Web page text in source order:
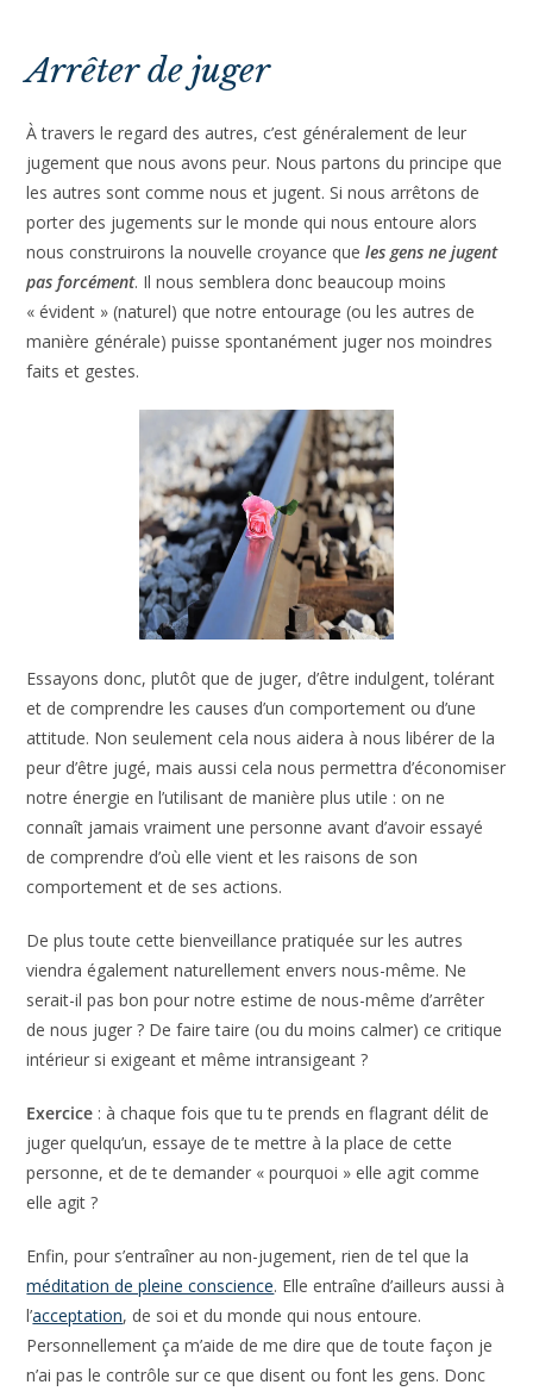
Arrêter de juger
À travers le regard des autres, c’est généralement de leur
jugement que nous avons peur. Nous partons du principe que
les autres sont comme nous et jugent. Si nous arrêtons de
porter des jugements sur le monde qui nous entoure alors
nous construirons la nouvelle croyance queles gens ne jugent
pas forcément. Il nous semblera donc beaucoup moins
« évident » (naturel) que notre entourage (ou les autres de
manière générale) puisse spontanément juger nos moindres
faits et gestes.
Essayons donc, plutôt que de juger, d’être indulgent, tolérant
et de comprendre les causes d’un comportement ou d’une
attitude. Non seulement cela nous aidera à nous libérer de la
peur d’être jugé, mais aussi cela nous permettra d’économiser
notre énergie en l’utilisant de manière plus utile : on ne
connaît jamais vraiment une personne avant d’avoir essayé
de comprendre d’où elle vient et les raisons de son
comportement et de ses actions.
De plus toute cette bienveillance pratiquée sur les autres
viendra également naturellement envers nous-même. Ne
serait-il pas bon pour notre estime de nous-même d’arrêter
de nous juger ? De faire taire (ou du moins calmer) ce critique
intérieur si exigeant et même intransigeant ?
Exercice : à chaque fois que tu te prends en flagrant délit de
juger quelqu’un, essaye de te mettre à la place de cette
personne, et de te demander « pourquoi » elle agit comme
elle agit ?
Enfin, pour s’entraîner au non-jugement, rien de tel que la
méditation de pleine conscience. Elle entraîne d’ailleurs aussi à
l’acceptation, de soi et du monde qui nous entoure.
Personnellement ça m’aide de me dire que de toute façon je
n’ai pas le contrôle sur ce que disent ou font les gens. Donc